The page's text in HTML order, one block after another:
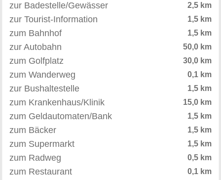
zur Badestelle/Gewässer 2,5 km
zur Tourist-Information 1,5 km
zum Bahnhof 1,5 km
zur Autobahn 50,0 km
zum Golfplatz 30,0 km
zum Wanderweg 0,1 km
zur Bushaltestelle 1,5 km
zum Krankenhaus/Klinik 15,0 km
zum Geldautomaten/Bank 1,5 km
zum Bäcker 1,5 km
zum Supermarkt 1,5 km
zum Radweg 0,5 km
zum Restaurant 0,1 km